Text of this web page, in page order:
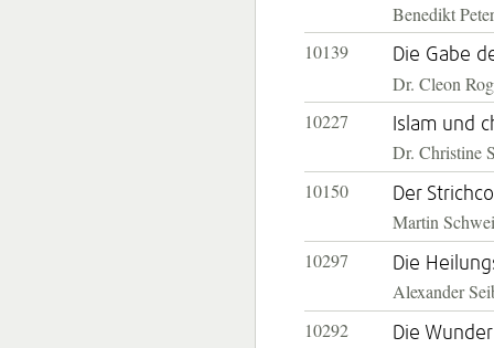
Benedikt
10139
Die Gabe
Dr. Cleon
10227
Islam und
Dr. Christine
10150
Der
Martin
10297
Die
Alexander
10292
Die